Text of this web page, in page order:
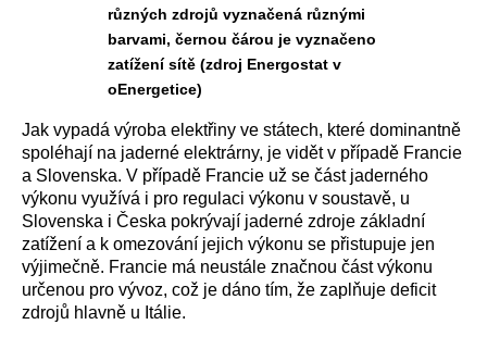
různých zdrojů vyznačená různými
barvami, černou čárou je vyznačeno
zatížení sítě (zdroj Energostat v
oEnergetice)
Jak vypadá výroba elektřiny ve státech, které dominantně
spoléhají na jaderné elektrárny, je vidět v případě Francie
a Slovenska. V případě Francie už se část jaderného
výkonu využívá i pro regulaci výkonu v soustavě, u
Slovenska i Česka pokrývají jaderné zdroje základní
zatížení a k omezování jejich výkonu se přistupuje jen
výjimečně. Francie má neustále značnou část výkonu
určenou pro vývoz, což je dáno tím, že zaplňuje deficit
zdrojů hlavně u Itálie.